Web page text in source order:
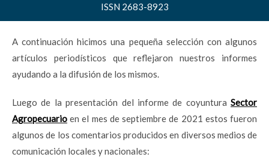
ISSN 2683-8923
A continuación hicimos una pequeña selección con algunos
artículos periodísticos que reflejaron nuestros informes
ayudando a la difusión de los mismos.
Luego de la presentación del informe de coyuntura Sector
Agropecuario en el mes de septiembre de 2021 estos fueron
algunos de los comentarios producidos en diversos medios de
comunicación locales y nacionales: